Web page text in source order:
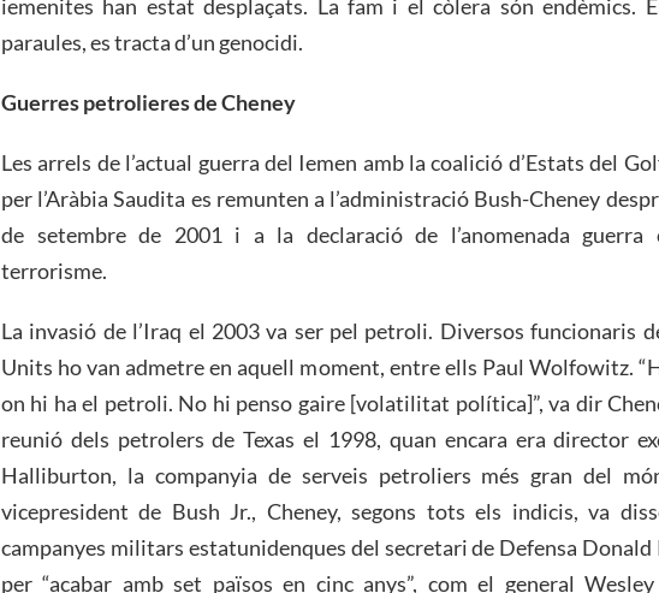
iemenites han estat desplaçats. La fam i el còlera són endèmics.
paraules, es tracta d’un genocidi.
Guerres petrolieres de Cheney
Les arrels de l’actual guerra del Iemen amb la coalició d’Estats del
per l’Aràbia Saudita es remunten a l’administració Bush-Cheney
de setembre de 2001 i a la declaració de l’anomenada guerra
terrorisme.
La invasió de l’Iraq el 2003 va ser pel petroli. Diversos funcionaris
Units ho van admetre en aquell moment, entre ells Paul Wolfowitz.
on hi ha el petroli. No hi penso gaire [volatilitat política]”, va dir
reunió dels petrolers de Texas el 1998, quan encara era director
Halliburton, la companyia de serveis petroliers més gran del
vicepresident de Bush Jr., Cheney, segons tots els indicis, va
campanyes militars estatunidenques del secretari de Defensa Donald
per “acabar amb set països en cinc anys”, com el general